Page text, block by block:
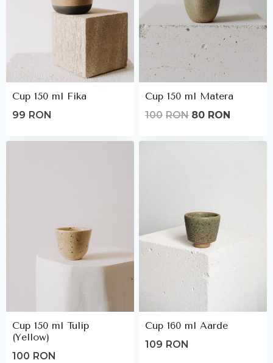
Cup 150 ml Fika
99 RON
Cup 150 ml Matera
100 RON Original
80 RON
Cup 150 ml Tulip
(Yellow)
100 RON
Cup 160 ml Aarde
109 RON